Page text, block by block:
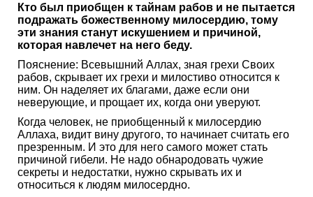
Кто был приобщен к тайнам рабов и не пытается
подражать божественному милосердию, тому
эти знания станут искушением и причиной,
которая навлечет на него беду.
Пояснение: Всевышний Аллах, зная грехи Своих
рабов, скрывает их грехи и милостиво относится к
ним. Он наделяет их благами, даже если они
неверующие, и прощает их, когда они уверуют.
Когда человек, не приобщенный к милосердию
Аллаха, видит вину другого, то начинает считать его
презренным. И это для него самого может стать
причиной гибели. Не надо обнародовать чужие
секреты и недостатки, нужно скрывать их и
относиться к людям милосердно.